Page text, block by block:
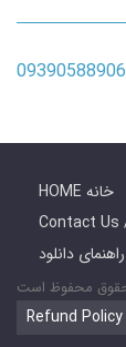
HOME خانه
راهنمای دانلود